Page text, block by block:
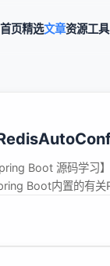
首页精选文章资源工具
Boot 源码学习
Boot内置的有关
。 1. Spring Data